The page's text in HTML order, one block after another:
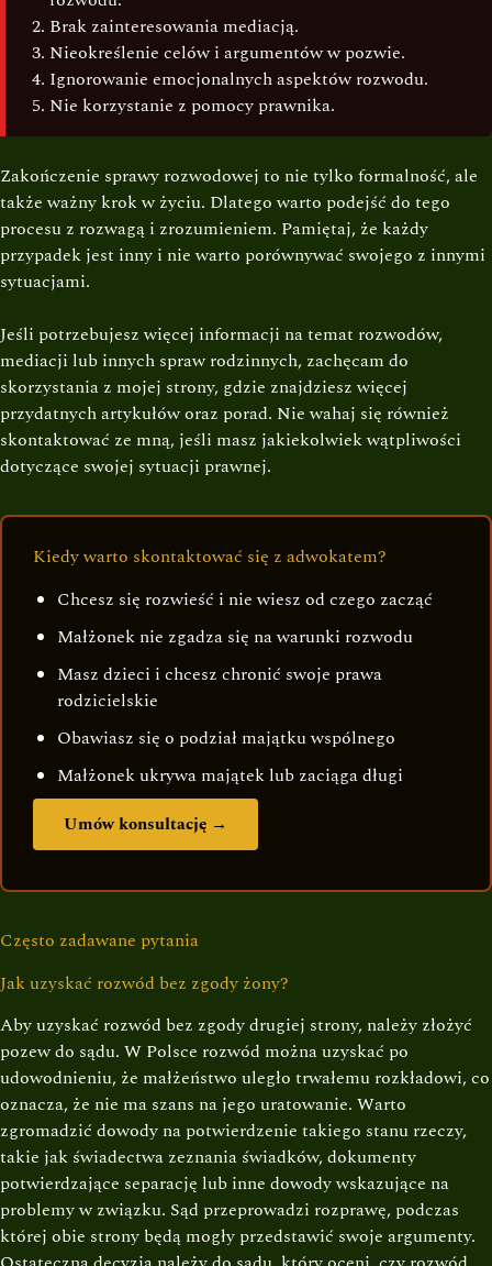
Brak zainteresowania mediacją.
Nieokreślenie celów i argumentów w pozwie.
Ignorowanie emocjonalnych aspektów rozwodu.
Nie korzystanie z pomocy prawnika.
Zakończenie sprawy rozwodowej to nie tylko formalność, ale
także ważny krok w życiu. Dlatego warto podejść do tego
procesu z rozwagą i zrozumieniem. Pamiętaj, że każdy
przypadek jest inny i nie warto porównywać swojego z innymi
sytuacjami.
Jeśli potrzebujesz więcej informacji na temat rozwodów,
mediacji lub innych spraw rodzinnych, zachęcam do
skorzystania z mojej strony, gdzie znajdziesz więcej
przydatnych artykułów oraz porad. Nie wahaj się również
skontaktować ze mną, jeśli masz jakiekolwiek wątpliwości
dotyczące swojej sytuacji prawnej.
Kiedy warto skontaktować się z adwokatem?
Chcesz się rozwieść i nie wiesz od czego zacząć
Małżonek nie zgadza się na warunki rozwodu
Masz dzieci i chcesz chronić swoje prawa
rodzicielskie
Obawiasz się o podział majątku wspólnego
Małżonek ukrywa majątek lub zaciąga długi
Umów konsultację →
Często zadawane pytania
Jak uzyskać rozwód bez zgody żony?
Aby uzyskać rozwód bez zgody drugiej strony, należy złożyć
pozew do sądu. W Polsce rozwód można uzyskać po
udowodnieniu, że małżeństwo uległo trwałemu rozkładowi, co
oznacza, że nie ma szans na jego uratowanie. Warto
zgromadzić dowody na potwierdzenie takiego stanu rzeczy,
takie jak świadectwa zeznania świadków, dokumenty
potwierdzające separację lub inne dowody wskazujące na
problemy w związku. Sąd przeprowadzi rozprawę, podczas
której obie strony będą mogły przedstawić swoje argumenty.